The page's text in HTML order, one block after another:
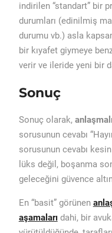
indirilen “standart” bir
durumları (edinilmiş
durumu vb.) asla
bir kıyafet giymeye
verir ve ileride yeni bir
Sonuç
Sonuç olarak,
sorusunun cevabı
sorusunun cevabı
lüks değil, boşanma
geleceğini güvence
En “basit” görünen
aşamaları dahi, bir